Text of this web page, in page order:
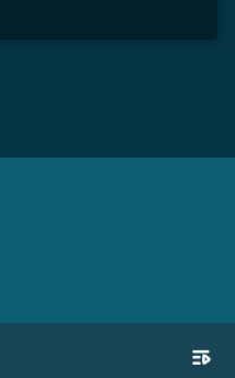
playlist_play